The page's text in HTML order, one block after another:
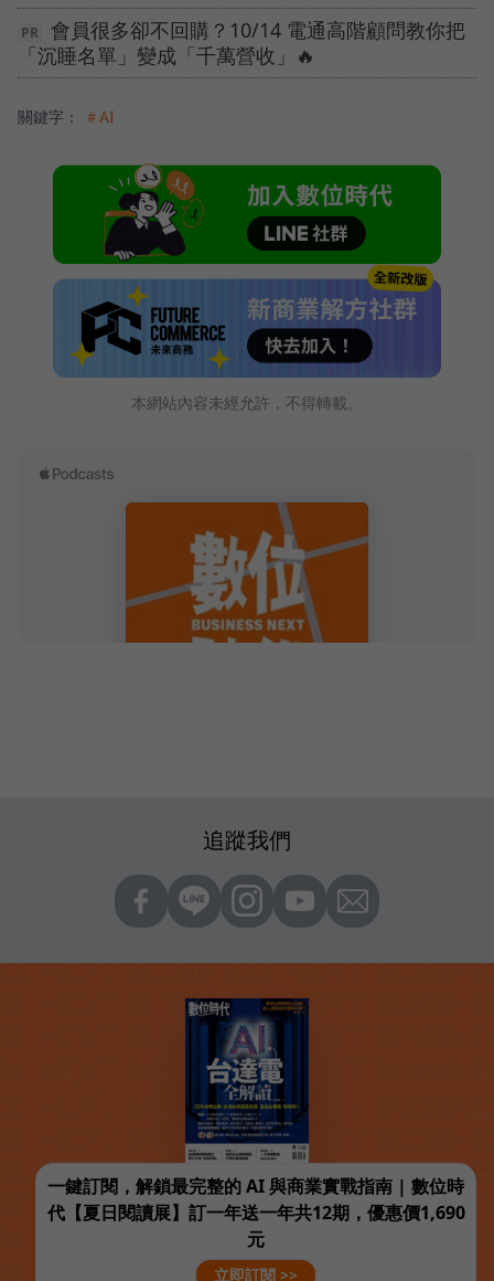
會員很多卻不回購？10/14 電通高階顧問教你把
「沉睡名單」變成「千萬營收」🔥
關鍵字： ＃AI
本網站內容未經允許，不得轉載。
追蹤我們
一鍵訂閱，解鎖最完整的 AI 與商業實戰指南 | 數位時
代【夏日閱讀展】訂一年送一年共12期，優惠價1,690
元
立即訂閱 >>